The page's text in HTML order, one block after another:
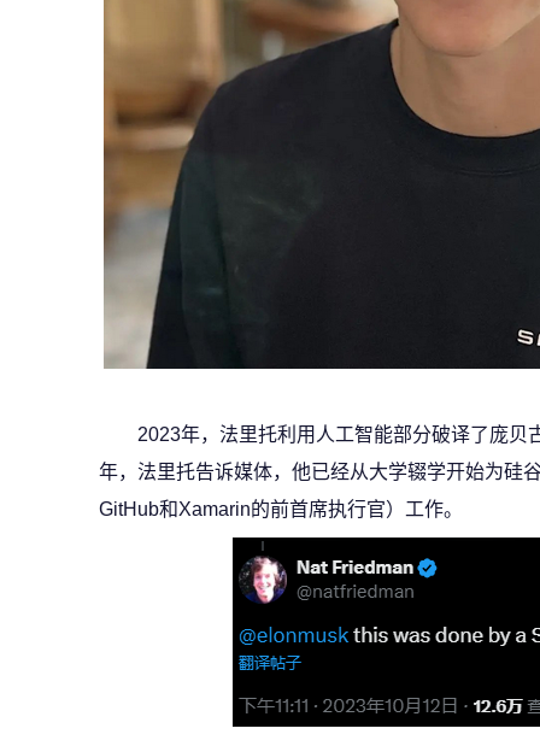
2023年，法里托利用人工智能部分破译了庞贝
年，法里托告诉媒体，他已经从大学辍学开始为硅
GitHub和Xamarin的前首席执行官）工作。